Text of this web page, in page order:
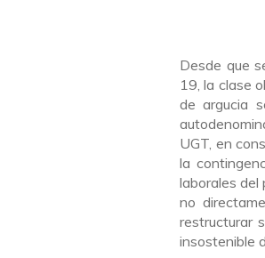
Desde que
19, la clase
de argucia
UGT, en
la
laborales del
no
restructurar
insostenible